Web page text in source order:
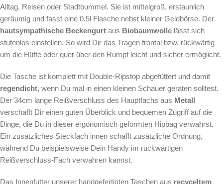
Alltag, Reisen oder Stadtbummel. Sie ist mittelgroß, erstaunlich
geräumig und fasst eine 0,5l Flasche nebst kleiner Geldbörse. Der
hautsympathische Beckengurt aus Biobaumwolle lässt sich
stufenlos einstellen. So wird Dir das Tragen frontal bzw. rückwärtig
um die Hüfte oder quer über den Rumpf leicht und sicher ermöglicht.
Die Tasche ist komplett mit Double-Ripstop abgefüttert und damit
regendicht, wenn Du mal in einen kleinen Schauer geraten solltest.
Der 34cm lange Reißverschluss des Hauptfachs aus Metall
verschafft Dir einen guten Überblick und bequemen Zugriff auf die
Dinge, die Du in dieser ergonomisch geformten Hipbag verwahrst.
Ein zusätzliches Steckfach innen schafft zusätzliche Ordnung,
während Du beispielsweise Dein Handy im rückwärtigen
Reißverschluss-Fach verwahren kannst.
Das Innenfutter unserer handgefertigten Taschen aus recyceltem